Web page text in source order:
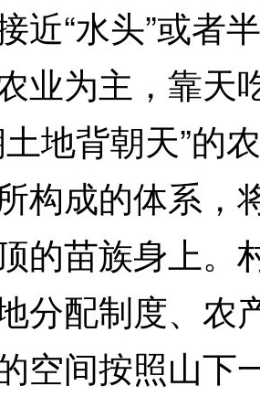
近“水头”或者
业为主，靠天
土地背朝天”的
构成的体系，
的苗族身上。
分配制度、农
空间按照山下